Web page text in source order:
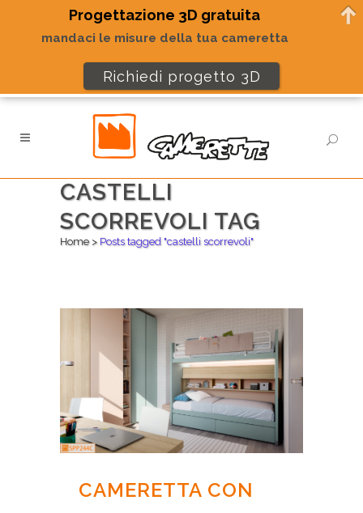
CASTELLI
SCORREVOLI TAG
Home> Posts tagged "castelli scorrevoli"
CAMERETTA CON
Progettazione 3D gratuita
mandaci le misure della tua cameretta
Richiedi progetto 3D